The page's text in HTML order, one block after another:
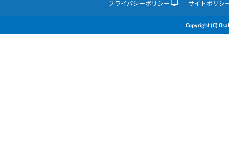
プライバシーポリシー サイトポリシ
Copyright (C)